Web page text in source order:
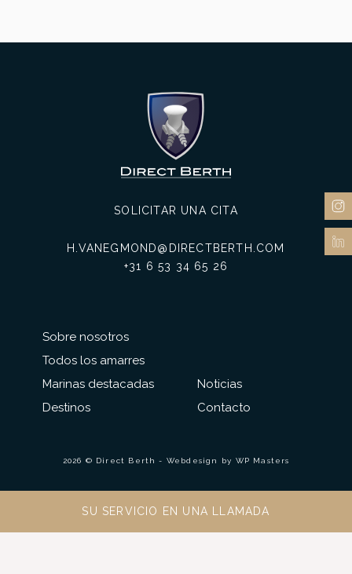
Sobre nosotros
Todos los amarres
Marinas destacadas
Destinos
SOLICITAR UNA CITA
H.VANEGMOND@DIRECTBERTH.COM
+31 6 53 34 65 26
Noticias
Contacto
2026 © Direct Berth - Webdesign by WP Masters
SU SERVICIO EN UNA LLAMADA